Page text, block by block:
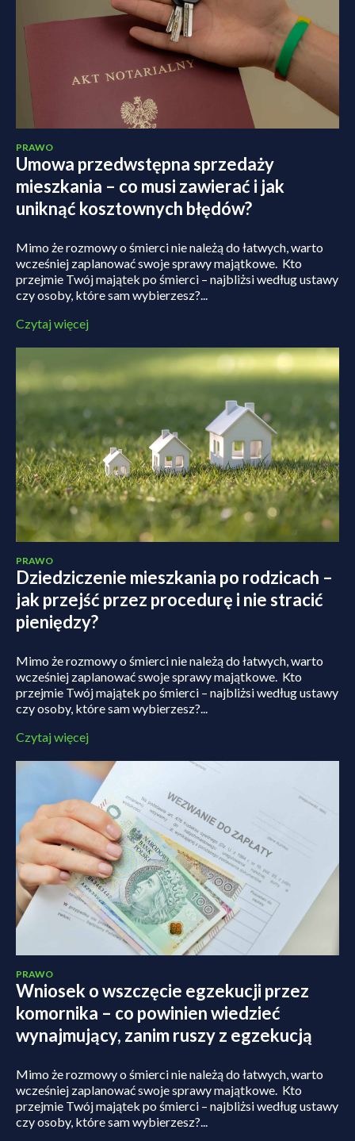
PRAWO
Umowa przedwstępna sprzedaży
mieszkania – co musi zawierać i jak
uniknąć kosztownych błędów?
Mimo że rozmowy o śmierci nie należą do łatwych, warto
wcześniej zaplanować swoje sprawy majątkowe. Kto
przejmie Twój majątek po śmierci – najbliżsi według ustawy
czy osoby, które sam wybierzesz?...
Czytaj więcej
PRAWO
Dziedziczenie mieszkania po rodzicach –
jak przejść przez procedurę i nie stracić
pieniędzy?
Mimo że rozmowy o śmierci nie należą do łatwych, warto
wcześniej zaplanować swoje sprawy majątkowe. Kto
przejmie Twój majątek po śmierci – najbliżsi według ustawy
czy osoby, które sam wybierzesz?...
Czytaj więcej
PRAWO
Wniosek o wszczęcie egzekucji przez
komornika – co powinien wiedzieć
wynajmujący, zanim ruszy z egzekucją
Mimo że rozmowy o śmierci nie należą do łatwych, warto
wcześniej zaplanować swoje sprawy majątkowe. Kto
przejmie Twój majątek po śmierci – najbliżsi według ustawy
czy osoby, które sam wybierzesz?...